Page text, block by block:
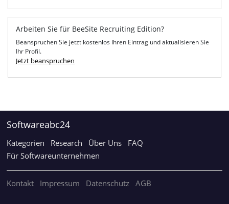
Arbeiten Sie für BeeSite Recruiting Edition?
Beanspruchen Sie jetzt kostenlos Ihren Eintrag und aktualisieren Sie
Ihr Profil.
Jetzt beanspruchen
Softwareabc24
Kategorien Research Über Uns
FAQ
Für Softwareunternehmen
Kontakt Impressum Datenschutz AGB